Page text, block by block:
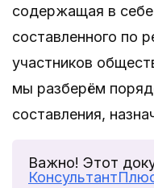
содержащая в
составленного по
участников
мы разберём
составления,
Важно! Этот